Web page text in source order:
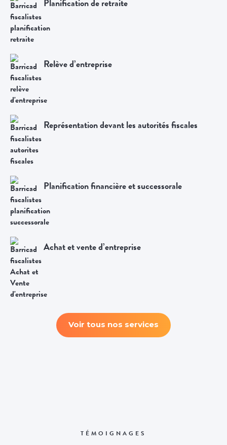
Planification de retraite
Relève d’entreprise
Représentation devant les autorités fiscales
Planification financière et successorale
Achat et vente d’entreprise
Voir tous nos services
TÉMOIGNAGES